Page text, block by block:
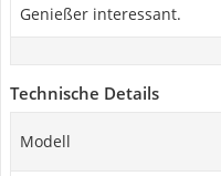
Genießer interessant.
Technische Details
Modell